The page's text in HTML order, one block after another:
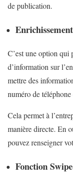
de publication.
C’est une option
d’information sur
mettre des
numéro de
Cela permet à
manière directe. En
pouvez renseigner
Fonction